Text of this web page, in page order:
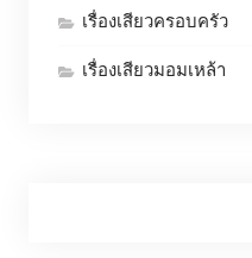
เรื่องเสียวครอบครัว
เรื่องเสียวมอมเหล้า